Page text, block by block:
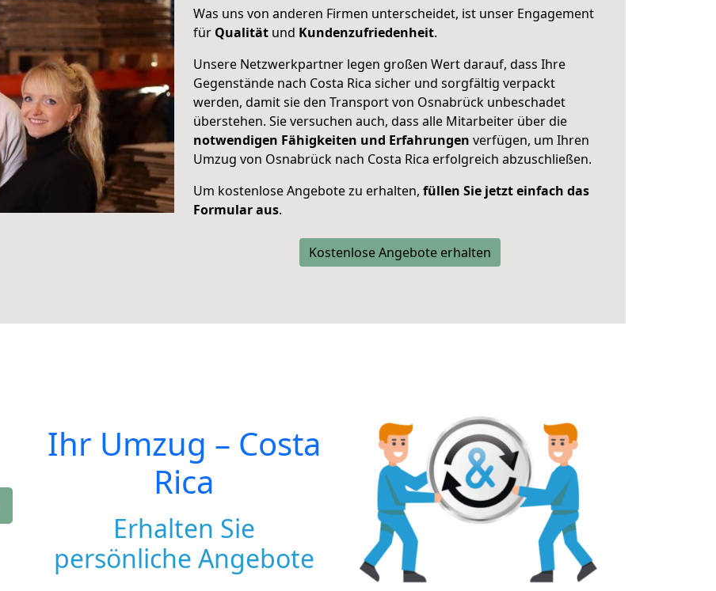
Was uns von anderen Firmen unterscheidet, ist unser Engagement
für Qualität und Kundenzufriedenheit.
Unsere Netzwerkpartner legen großen Wert darauf, dass Ihre
Gegenstände nach Costa Rica sicher und sorgfältig verpackt
werden, damit sie den Transport von Osnabrück unbeschadet
überstehen. Sie versuchen auch, dass alle Mitarbeiter über die
notwendigen Fähigkeiten und Erfahrungen verfügen, um Ihren
Umzug von Osnabrück nach Costa Rica erfolgreich abzuschließen.
Um kostenlose Angebote zu erhalten, füllen Sie jetzt einfach das
Formular aus.
Kostenlose Angebote erhalten
Ihr Umzug – Costa
Rica
Erhalten Sie
persönliche Angebote